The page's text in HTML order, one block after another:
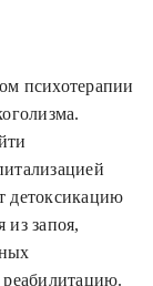
психотерапии
детоксикацию
из запоя,